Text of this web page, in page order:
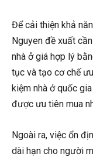
Để cải thiện khả
Nguyen đề xuất
nhà ở giá hợp lý
tục và tạo cơ chế
kiệm nhà ở quốc
được ưu tiên mua
Ngoài ra, việc ổn
dài hạn cho người